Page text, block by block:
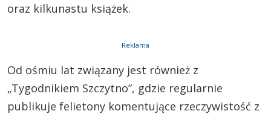
oraz kilkunastu książek.
Reklama
Od ośmiu lat związany jest również z
„Tygodnikiem Szczytno”, gdzie regularnie
publikuje felietony komentujące rzeczywistość z